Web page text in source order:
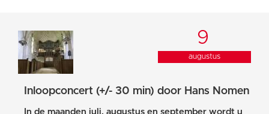
9
augustus
Inloopconcert (+/- 30 min) door Hans Nomen
In de maanden juli, augustus en september wordt u